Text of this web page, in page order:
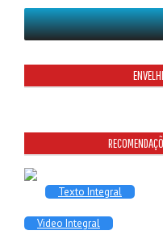
Texto Integral
Video Integral